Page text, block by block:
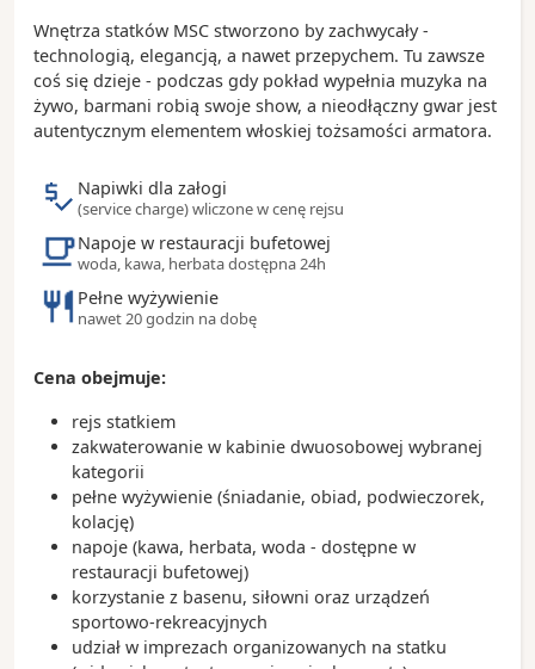
- urocza dzielnica Santa Teresa
- Escadaria Selaron to słynne kolorowe schody
- plaże Ipanema oraz Copacabana
Ciekawostki:
Południowej ogród botaniczny, gdzie na 140
hektarach można podziwiać ponad 6 tysięcy
- stadion Maracana mógł kiedyś pomieścić prawie
200 tysięcy osób
- w trakcie karnawału na Sambodromie w konkursie
samby uczestniczy 12 lokalnych szkół
caipirinha, która przygotowywana jest na bazie
Wnętrza statków MSC stworzono by zachwycały -
technologią, elegancją, a nawet przepychem. Tu zawsze
coś się dzieje - podczas gdy pokład wypełnia muzyka na
żywo, barmani robią swoje show, a nieodłączny gwar jest
autentycznym elementem włoskiej tożsamości armatora.
Napiwki dla załogi
(service charge) wliczone w cenę rejsu
Napoje w restauracji bufetowej
woda, kawa, herbata dostępna 24h
Pełne wyżywienie
nawet 20 godzin na dobę
Cena obejmuje:
rejs statkiem
zakwaterowanie w kabinie dwuosobowej wybranej
kategorii
pełne wyżywienie (śniadanie, obiad, podwieczorek,
kolację)
napoje (kawa, herbata, woda - dostępne w
restauracji bufetowej)
korzystanie z basenu, siłowni oraz urządzeń
sportowo-rekreacyjnych
udział w imprezach organizowanych na statku